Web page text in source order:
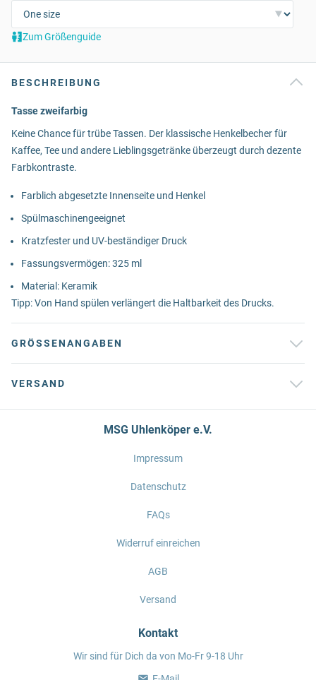
Zum Größenguide
BESCHREIBUNG
Tasse zweifarbig
Keine Chance für trübe Tassen. Der klassische Henkelbecher für
Kaffee, Tee und andere Lieblingsgetränke überzeugt durch dezente
Farbkontraste.
Farblich abgesetzte Innenseite und Henkel
Spülmaschinengeeignet
Kratzfester und UV-beständiger Druck
Fassungsvermögen: 325 ml
Material: Keramik
Tipp: Von Hand spülen verlängert die Haltbarkeit des Drucks.
GRÖSSENANGABEN
VERSAND
MSG Uhlenköper e.V.
Impressum
Datenschutz
FAQs
Widerruf einreichen
AGB
Versand
Kontakt
Wir sind für Dich da von Mo-Fr 9-18 Uhr